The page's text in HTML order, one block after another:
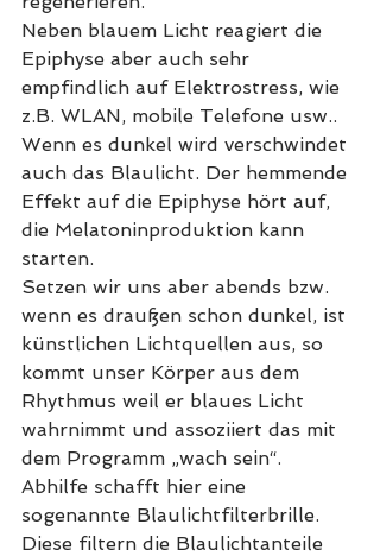
Neben blauem Licht reagiert die
Epiphyse aber auch sehr
empfindlich auf Elektrostress, wie
z.B. WLAN, mobile Telefone usw..
Wenn es dunkel wird verschwindet
auch das Blaulicht. Der hemmende
Effekt auf die Epiphyse hört auf,
die Melatoninproduktion kann
starten.
Setzen wir uns aber abends bzw.
wenn es draußen schon dunkel, ist
künstlichen Lichtquellen aus, so
kommt unser Körper aus dem
Rhythmus weil er blaues Licht
wahrnimmt und assoziiert das mit
dem Programm „wach sein“.
Abhilfe schafft hier eine
sogenannte Blaulichtfilterbrille.
Diese filtern die Blaulichtanteile